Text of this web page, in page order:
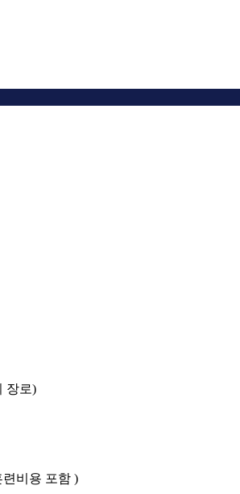
장로)
련비용 포함 )